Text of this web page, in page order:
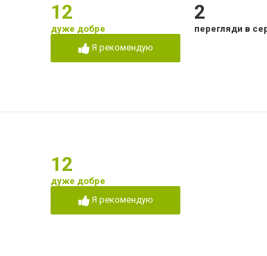
12
дуже добре
Я рекомендую
2
перегляди в
12
дуже добре
Я рекомендую